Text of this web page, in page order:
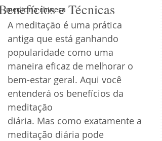
medicina chinesae Técnicas
A meditação é uma prática
antiga que está ganhando
popularidade como uma
maneira eficaz de melhorar o
bem-estar geral. Aqui você
entenderá os benefícios da
meditação
diária. Mas como exatamente a
meditação diária pode